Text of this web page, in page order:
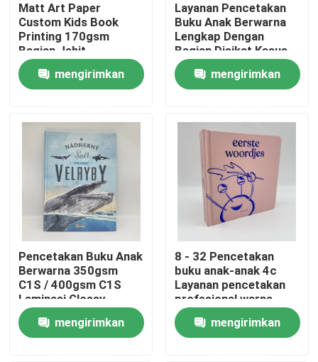
Produk
video
Tentang kami
Sumber
Matt Art Paper
Custom Kids Book
Printing 170gsm
Bagian Jahit
Casebound
mengirimkan
Layanan Pencetakan
Buku Anak Berwarna
Lengkap Dengan
Bagian Disikat Kasus
mengirimkan
Pencetakan Buku Anak
Berwarna 350gsm
C1S / 400gsm C1S
Laminasi Glossy
mengirimkan
8 - 32 Pencetakan
buku anak-anak 4c
Layanan pencetakan
profesional warna
penuh
mengirimkan